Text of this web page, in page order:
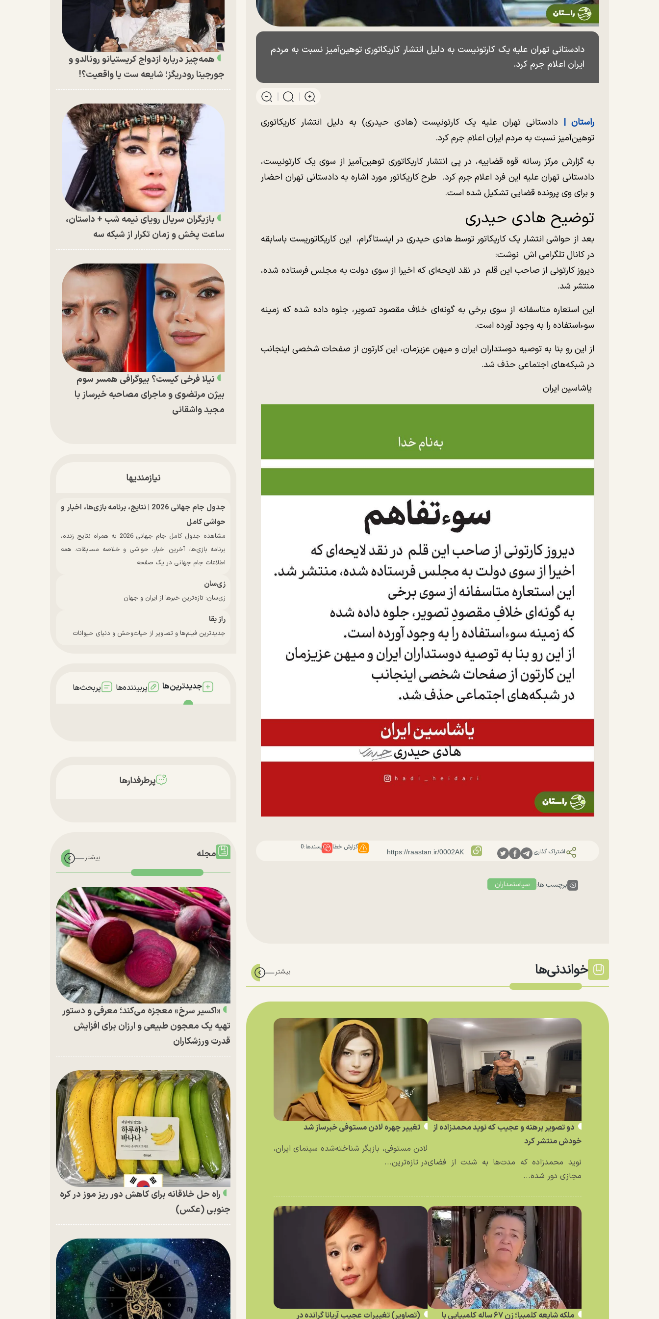
دادستانی تهران علیه یک کارتونیست به دلیل انتشار کاریکاتوری توهین‌آمیز نسبت به مردم
ایران اعلام جرم کرد.
راستان | دادستانی تهران علیه یک کارتونیست (هادی حیدری) به دلیل انتشار کاریکاتوری
توهین‌آمیز نسبت به مردم ایران اعلام جرم کرد.
به گزارش مرکز رسانه قوه قضاییه، در پی انتشار کاریکاتوری توهین‌آمیز از سوی یک کارتونیست،
دادستانی تهران علیه این فرد اعلام جرم کرد. طرح کاریکاتور مورد اشاره به دادستانی تهران احضار
و برای وی پرونده قضایی تشکیل شده است.
توضیح هادی حیدری
بعد از حواشی انتشار یک کاریکاتور توسط هادی حیدری در اینستاگرام، این کاریکاتوریست باسابقه
در کانال تلگرامی اش نوشت:
دیروز کارتونی از صاحب این قلم در نقد لایحه‌ای که اخیرا از سوی دولت به مجلس فرستاده شده،
منتشر شد.
این استعاره متاسفانه از سوی برخی به گونه‌ای خلاف مقصود تصویر، جلوه داده شده که زمینه
سوء‌استفاده را به وجود آورده است.
از این رو بنا به توصیه دوستداران ایران و میهن عزیزمان، این کارتون از صفحات شخصی اینجانب
در شبکه‌های اجتماعی حذف شد.
یاشاسین ایران
اشتراک گذاری:
گزارش خطا پسندها:0
برچسب ها: سیاستمداران
خواندنی‌ها
دو تصویر برهنه و عجیب که نوید محمدزاده از
خودش منتشر کرد
نوید محمدزاده که مدت‌ها به شدت از فضای
مجازی دور شده...
تغییر چهره لادن مستوفی خبرساز شد
لادن مستوفی، بازیگر شناخته‌شده سینمای ایران،
در تازه‌ترین...
ملکه شایعه کلمبیا؛ زن ۶۷ ساله کلمبیایی با (تصاویر) تغییرات عجیب آریانا گرانده در
همه‌چیز درباره ازدواج کریستیانو رونالدو و
جورجینا رودریگز؛ شایعه ست یا واقعیت؟!
بازیگران سریال رویای نیمه شب + داستان،
ساعت پخش و زمان تکرار از شبکه سه
نیلا فرخی کیست؟ بیوگرافی همسر سوم
بیژن مرتضوی و ماجرای مصاحبه خبرساز با
مجید واشقانی
نیازمندیها
جدول جام جهانی 2026 | نتایج، برنامه بازی‌ها، اخبار و
حواشی کامل
مشاهده جدول کامل جام جهانی 2026 به همراه نتایج زنده،
برنامه بازی‌ها، آخرین اخبار، حواشی و خلاصه مسابقات. همه
اطلاعات جام جهانی در یک صفحه.
زی‌سان
زی‌سان: تازه‌ترین خبرها از ایران و جهان
راز بقا
جدیدترین فیلم‌ها و تصاویر از حیات‌وحش و دنیای حیوانات
جدیدترین‌ها پربیننده‌ها پربحث‌ها
پرطرفدارها
مجله
«اکسیر سرخ» معجزه می‌کند؛ معرفی و دستور
تهیه یک معجون طبیعی و ارزان برای افزایش
قدرت ورزشکاران
راه حل خلاقانه برای کاهش دور ریز موز در کره
جنوبی (عکس)